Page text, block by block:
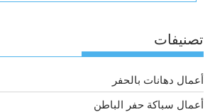
تصنيفات
أعمال دهانات بالحفر
أعمال سباكة حفر الباطن